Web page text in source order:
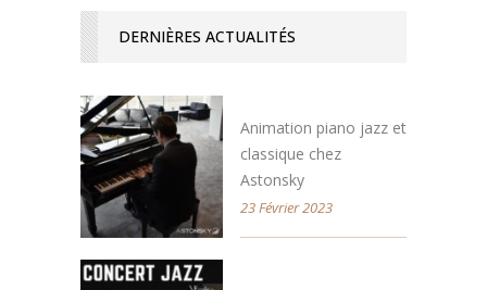
DERNIÈRES ACTUALITÉS
Animation piano jazz et
classique chez
Astonsky
23 Février 2023